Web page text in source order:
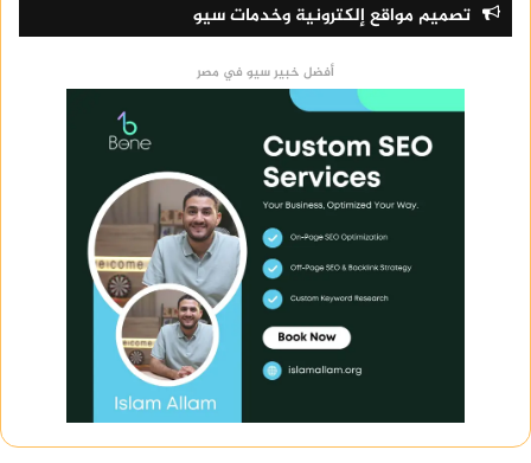
تصميم مواقع إلكترونية وخدمات سيو
أفضل خبير سيو في مصر